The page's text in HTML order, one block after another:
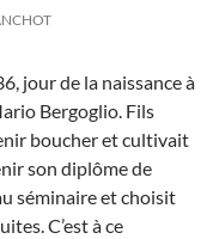
jour de la naissance à
Bergoglio. Fils
boucher et cultivait
son diplôme de
séminaire et choisit
C’est à ce